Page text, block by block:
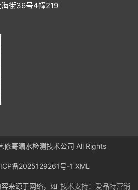
街36号4幢219
哥漏水检测技术公司 All Rights
备2025129261号-1 XML
技术支持：爱品特营销
来源于网络，如